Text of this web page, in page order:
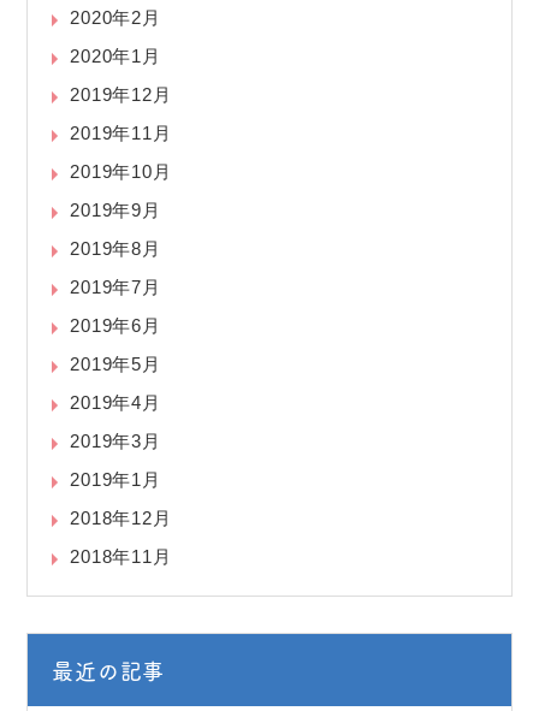
2020年2月
2020年1月
2019年12月
2019年11月
2019年10月
2019年9月
2019年8月
2019年7月
2019年6月
2019年5月
2019年4月
2019年3月
2019年1月
2018年12月
2018年11月
最近の記事